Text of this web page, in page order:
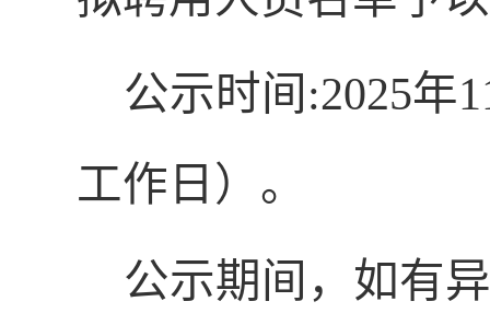
公示时间 :2025年
工作日）。
公示期间，如有